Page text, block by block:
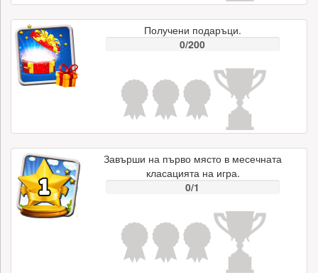
Получени подаръци.
0/200
Завърши на първо място в месечната
класацията на игра.
0/1